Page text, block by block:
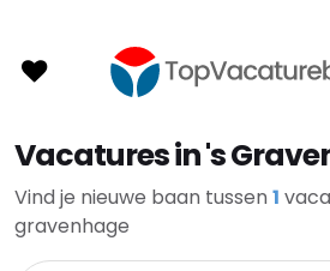
Vacatures in 's
Vind je nieuwe baan tussen 1
gravenhage